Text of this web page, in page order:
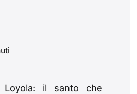
Loyola: il santo che